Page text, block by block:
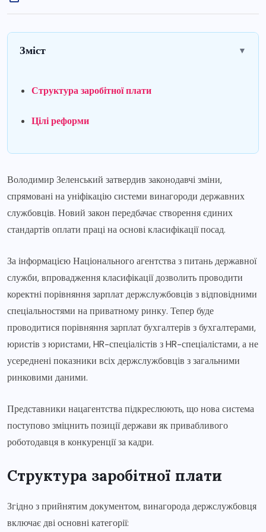
Зміст ▼
Структура заробітної плати
Цілі реформи
Володимир Зеленський затвердив законодавчі зміни,
спрямовані на уніфікацію системи винагороди державних
службовців. Новий закон передбачає створення єдиних
стандартів оплати праці на основі класифікації посад.
За інформацією Національного агентства з питань державної
служби, впровадження класифікації дозволить проводити
коректні порівняння зарплат держслужбовців з відповідними
спеціальностями на приватному ринку. Тепер буде
проводитися порівняння зарплат бухгалтерів з бухгалтерами,
юристів з юристами, HR-спеціалістів з HR-спеціалістами, а не
усереднені показники всіх держслужбовців з загальними
ринковими даними.
Представники нацагентства підкреслюють, що нова система
поступово зміцнить позиції держави як привабливого
роботодавця в конкуренції за кадри.
Структура заробітної плати
Згідно з прийнятим документом, винагорода держслужбовця
включає дві основні категорії: